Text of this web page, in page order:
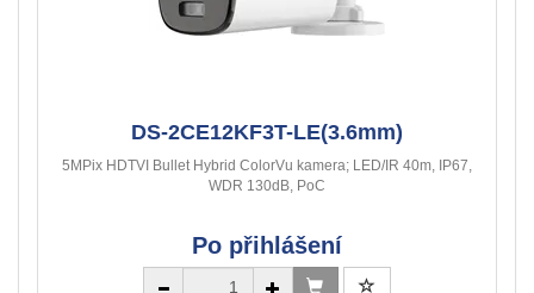
DS-2CE12KF3T-LE(3.6mm)
5MPix HDTVI Bullet Hybrid ColorVu kamera; LED/IR 40m, IP67,
WDR 130dB, PoC
Po přihlášení